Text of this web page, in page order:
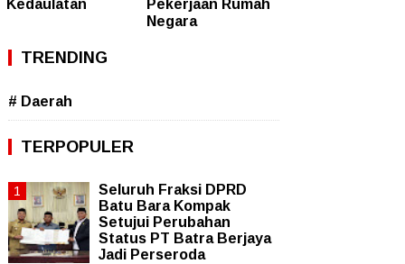
Kedaulatan
Pekerjaan Rumah
Negara
TRENDING
# Daerah
TERPOPULER
Seluruh Fraksi DPRD
Batu Bara Kompak
Setujui Perubahan
Status PT Batra Berjaya
Jadi Perseroda